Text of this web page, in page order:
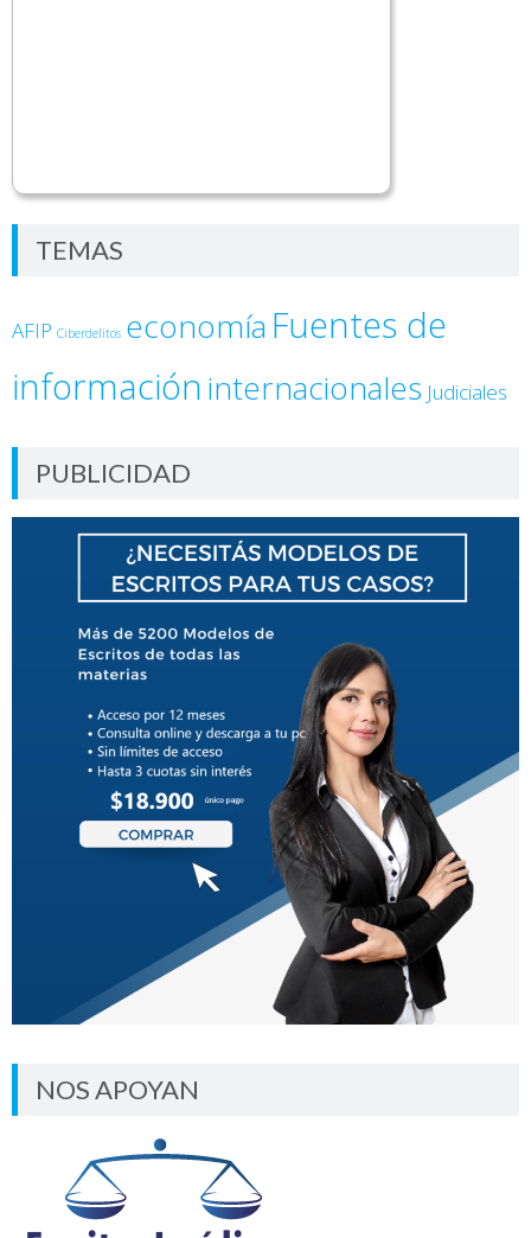
TEMAS
AFIP Ciberdelitos economía Fuentes de
informacióninternacionales Judiciales
PUBLICIDAD
NOS APOYAN